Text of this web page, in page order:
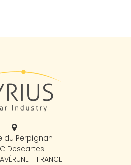
du Perpignan
Descartes
- FRANCE